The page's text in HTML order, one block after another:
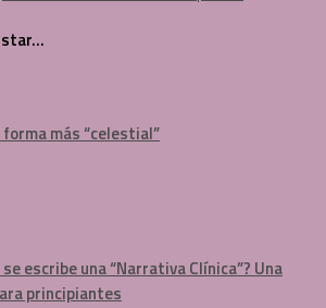
forma más “celestial”
se escribe una “Narrativa Clínica”? Una
principiantes